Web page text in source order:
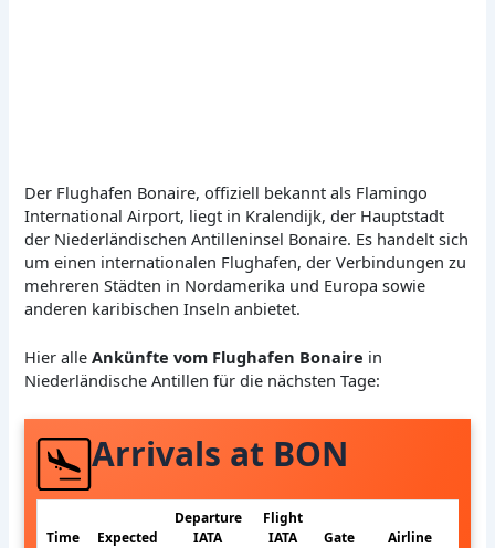
Der Flughafen Bonaire, offiziell bekannt als Flamingo
International Airport, liegt in Kralendijk, der Hauptstadt
der Niederländischen Antilleninsel Bonaire. Es handelt sich
um einen internationalen Flughafen, der Verbindungen zu
mehreren Städten in Nordamerika und Europa sowie
anderen karibischen Inseln anbietet.
Hier alleAnkünfte vom Flughafen Bonaire in
Niederländische Antillen für die nächsten Tage:
Arrivals at BON
Time Expected
Departure
IATA
Flight
IATA
Gate
Airline